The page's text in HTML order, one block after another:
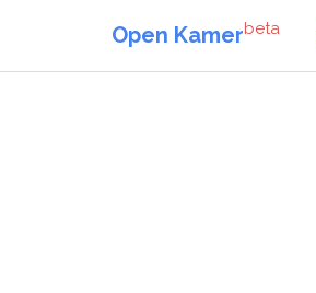
Open Kamerbeta